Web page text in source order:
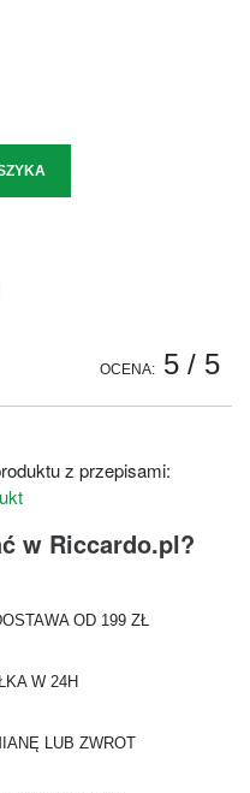
OCENA: 5 / 5
z przepisami:
w Riccardo.pl?
OD 199 ZŁ
W 24H
LUB ZWROT